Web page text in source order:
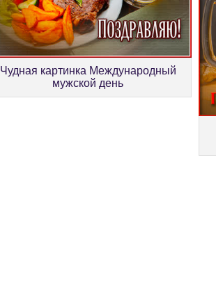
Чудная картинка Международный
мужской день